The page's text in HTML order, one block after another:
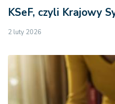
KSeF, czyli Krajowy
2 luty 2026